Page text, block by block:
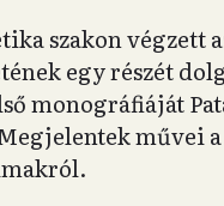
szakon végzett
egy részét
monográfiáját
művei